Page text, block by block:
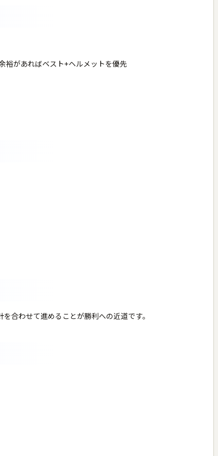
裕があればベスト+ヘルメットを優先
合わせて進めることが勝利への近道です。